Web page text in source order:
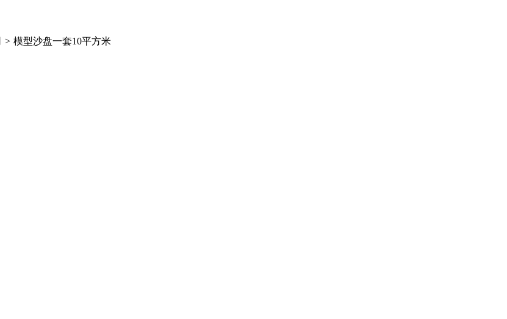
> 模型沙盘一套10平方米